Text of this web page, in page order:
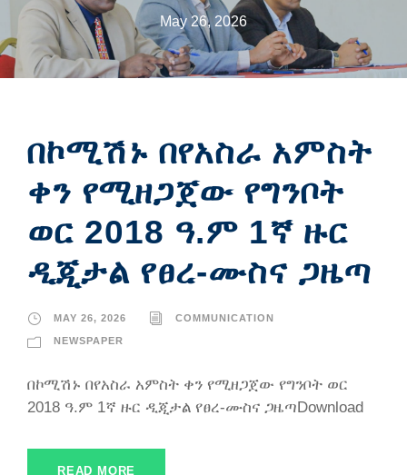
May 26, 2026
በኮሚሽኑ በየአስራ አምስት
ቀን የሚዘጋጀው የግንቦት
ወር 2018 ዓ.ም 1ኛ ዙር
ዲጂታል የፀረ-ሙስና ጋዜጣ
MAY 26, 2026 COMMUNICATION
NEWSPAPER
በኮሚሽኑ በየአስራ አምስት ቀን የሚዘጋጀው የግንቦት ወር
2018 ዓ.ም 1ኛ ዙር ዲጂታል የፀረ-ሙስና ጋዜጣDownload
READ MORE